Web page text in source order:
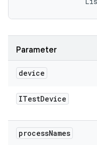
Parameter
device
ITestDevice
processNames